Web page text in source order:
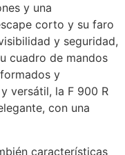
y una
corto y su faro
y seguridad,
cuadro de mandos
y
versátil, la F 900 R
con una
características